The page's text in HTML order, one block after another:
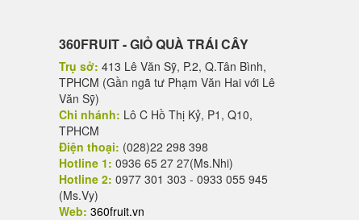
360FRUIT - GIỎ QUÀ TRÁI CÂY
Trụ sở: 413 Lê Văn Sỹ, P.2, Q.Tân Bình,
TPHCM (Gần ngã tư Phạm Văn Hai với Lê
Văn Sỹ)
Chi nhánh: Lô C Hồ Thị Kỷ, P1, Q10,
TPHCM
Điện thoại: (028)22 298 398
Hotline 1: 0936 65 27 27(Ms.Nhi)
Hotline 2: 0977 301 303 - 0933 055 945
(Ms.Vy)
Web: 360fruit.vn